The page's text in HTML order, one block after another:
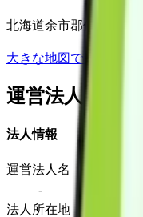
北海道余市郡仁木町北
大きな地図で見る
運営法人
法人情報
運営法人名
-
法人所在地